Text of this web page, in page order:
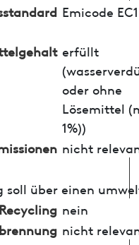
Emicode
erfüllt
oder ohne
Lösemittel
1%))
nicht
soll über einen
Recycling nein
nicht